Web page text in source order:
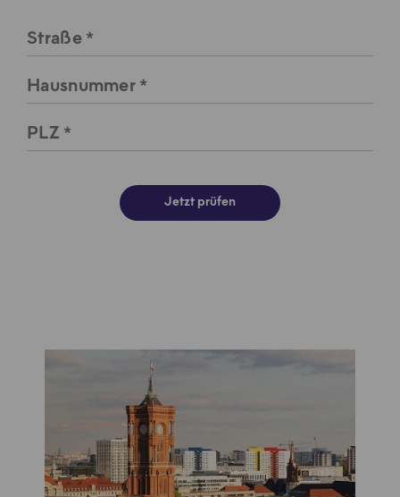
Straße
Hausnummer
PLZ
Jetzt prüfen